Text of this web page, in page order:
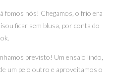
fomos nós! Chegamos, o frio era
ficar sem blusa, por conta do
previsto! Um ensaio lindo,
um pelo outro e aproveitamos o